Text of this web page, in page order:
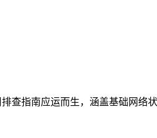
查指南应运而生，涵盖基础网络